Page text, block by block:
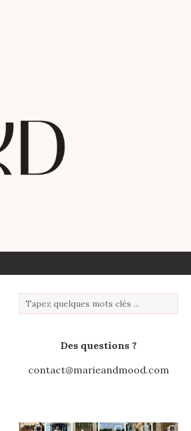
Des questions ?
contact@marieandmood.com